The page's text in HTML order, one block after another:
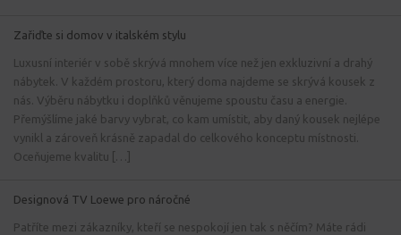
Zařiďte si domov v italském stylu
Luxusní interiér v sobě skrývá mnohem více než jen exkluzivní a drahý
nábytek. V každém prostoru, který doma najdeme se skrývá kousek z
nás. Výběru nábytku i doplňků věnujeme spoustu času a energie.
Přemýšlíme jaké barvy vybrat, co kam umístit, aby daný kousek nejlépe
vynikl a zároveň krásně zapadal do celkového konceptu místnosti.
Oceňujeme kvalitu […]
Designová TV Loewe pro náročné
Patříte mezi zákazníky, kteří se nespokojí jen tak s něčím? Máte rádi